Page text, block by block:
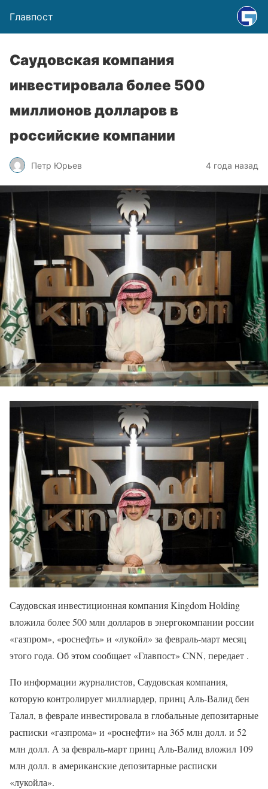
Главпост
Саудовская компания
инвестировала более 500
миллионов долларов в
российские компании
Петр Юрьев 4 года назад
Саудовская инвестиционная компания Kingdom Holding
вложила более 500 млн долларов в энергокомпании россии
«газпром», «роснефть» и «лукойл» за февраль-март месяц
этого года. Об этом сообщает «Главпост» CNN, передает .
По информации журналистов, Саудовская компания,
которую контролирует миллиардер, принц Аль-Валид бен
Талал, в феврале инвестировала в глобальные депозитарные
расписки «газпрома» и «роснефти» на 365 млн долл. и 52
млн долл. А за февраль-март принц Аль-Валид вложил 109
млн долл. в американские депозитарные расписки
«лукойла».